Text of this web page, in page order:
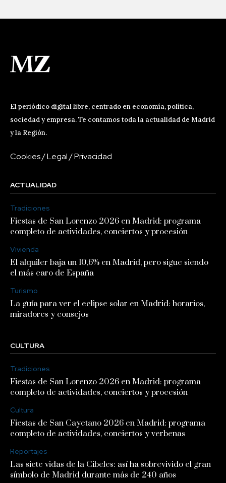
El periódico digital libre, centrado en economía, política,
sociedad y empresa. Te contamos toda la actualidad de Madrid
y la Región.
Cookies/Legal/Privacidad
ACTUALIDAD
Tradiciones
Fiestas de San Lorenzo 2026 en Madrid: programa
completo de actividades, conciertos y procesión
Vivienda
El alquiler baja un 10,6% en Madrid, pero sigue siendo
el más caro de España
Turismo
La guía para ver el eclipse solar en Madrid: horarios,
miradores y consejos
CULTURA
Tradiciones
Fiestas de San Lorenzo 2026 en Madrid: programa
completo de actividades, conciertos y procesión
Cultura
Fiestas de San Cayetano 2026 en Madrid: programa
completo de actividades, conciertos y verbenas
Reportajes
Las siete vidas de la Cibeles: así ha sobrevivido el gran
símbolo de Madrid durante más de 240 años